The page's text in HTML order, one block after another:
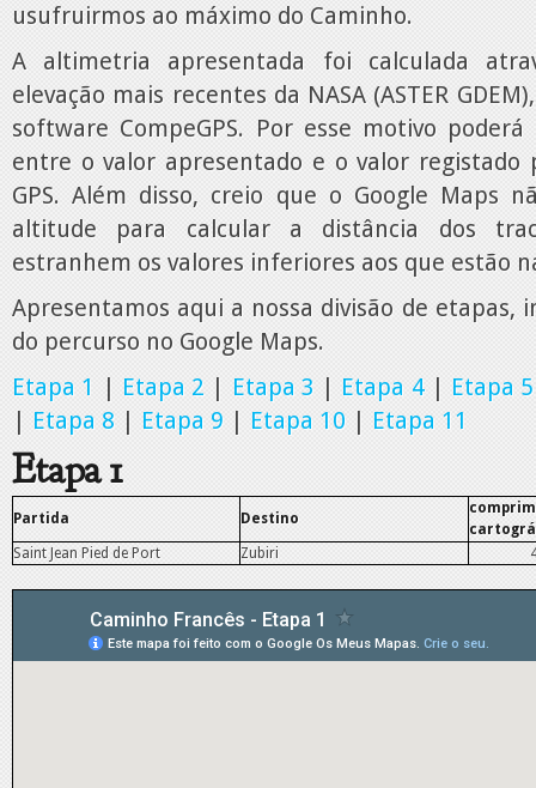
usufruirmos ao máximo do Caminho.
A altimetria apresentada foi calculada
elevação mais recentes da NASA (ASTER
software CompeGPS. Por esse motivo poderá
entre o valor apresentado e o valor registado
GPS. Além disso, creio que o Google Maps
altitude para calcular a distância dos
estranhem os valores inferiores aos que estão
Apresentamos aqui a nossa divisão de etapas,
do percurso no Google Maps.
Etapa 1
Etapa 2 Etapa 3 Etapa 4| Etapa 5
Etapa 8 Etapa 9 Etapa 10 Etapa 11
Etapa 1
Partida Destino
Saint Jean Pied de Port
Zubiri